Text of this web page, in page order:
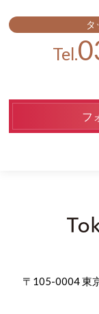
Tel.
フ
〒105-0004 東